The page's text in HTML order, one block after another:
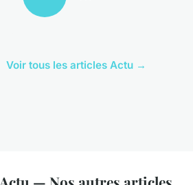
Voir tous les articles Actu →